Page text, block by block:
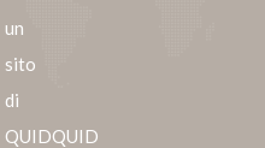
un
sito
di
QUIDQUID